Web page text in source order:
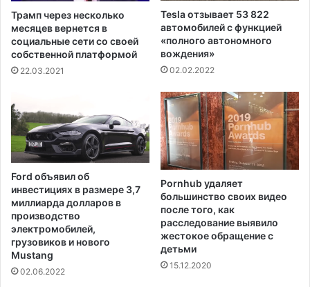
н
ы
й
п
л
е
в
о
с
а
н
и
я
в
С
о
в
е
т
Н
п
о
п
в
а
м
ч
е
л
Трамп через несколько
месяцев вернется в
социальные сети со своей
собственной платформой
22.03.2021
Tesla отзывает 53 822
автомобилей с функцией
«полного автономного
вождения»
02.02.2022
Ford объявил об
инвестициях в размере 3,7
миллиарда долларов в
производство
электромобилей,
грузовиков и нового
Mustang
02.06.2022
Pornhub удаляет
большинство своих видео
после того, как
расследование выявило
жестокое обращение с
детьми
15.12.2020